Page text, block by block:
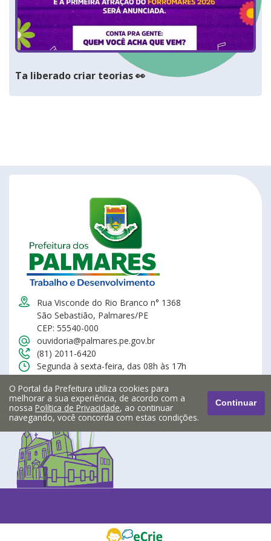
Ta liberado criar teorias 👀
Rua Visconde do Rio Branco n° 1368
São Sebastião, Palmares/PE
CEP: 55540-000
ouvidoria@palmares.pe.gov.br
(81) 2011-6420
Segunda à sexta-feira, das 08h às 17h
O Portal da Prefeitura utiliza cookies para
melhorar a sua experiência, de acordo com a
nossa Política de Privacidade, ao continuar
navegando, você concorda com estas condições.
Continuar